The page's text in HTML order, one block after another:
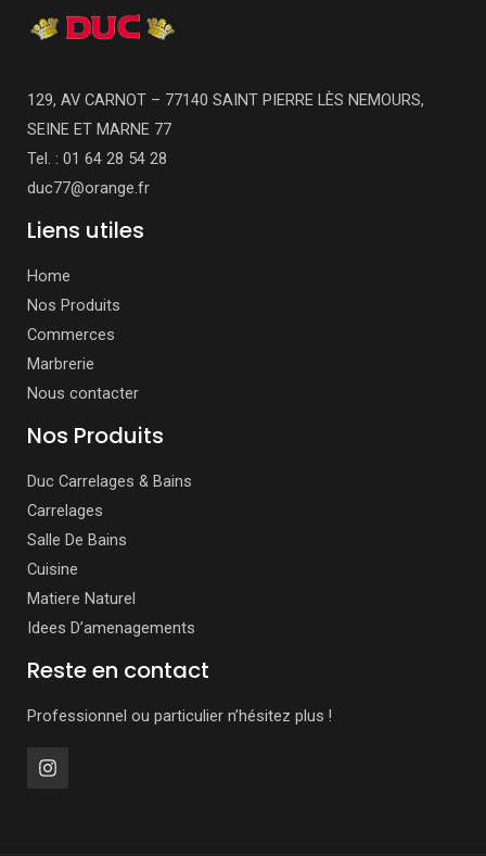
129, AV CARNOT – 77140 SAINT PIERRE LÈS NEMOURS,
SEINE ET MARNE 77
Tel. : 01 64 28 54 28
duc77@orange.fr
Liens utiles
Home
Nos Produits
Commerces
Marbrerie
Nous contacter
Nos Produits
Duc Carrelages & Bains
Carrelages
Salle De Bains
Cuisine
Matiere Naturel
Idees D’amenagements
Reste en contact
Professionnel ou particulier n’hésitez plus !